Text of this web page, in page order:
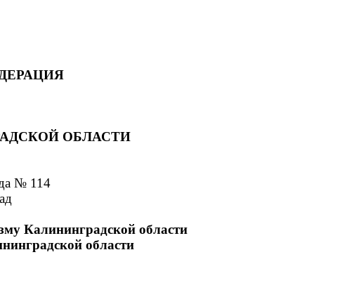
ОБЛАСТИ
№ 114
Калининградской области
области